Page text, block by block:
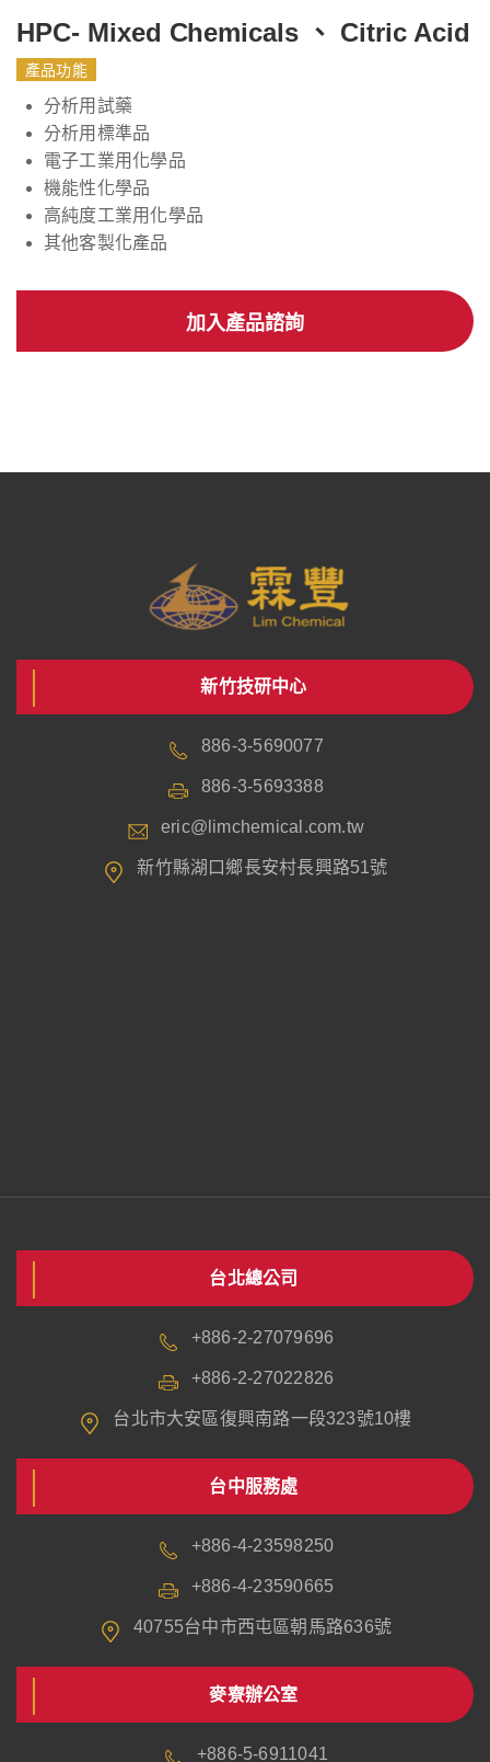
HPC- Mixed Chemicals 、 Citric Acid
產品功能
分析用試藥
分析用標準品
電子工業用化學品
機能性化學品
高純度工業用化學品
其他客製化產品
加入產品諮詢
新竹技研中心
886-3-5690077
886-3-5693388
eric@limchemical.com.tw
新竹縣湖口鄉長安村長興路51號
台北總公司
+886-2-27079696
+886-2-27022826
台北市大安區復興南路一段323號10樓
台中服務處
+886-4-23598250
+886-4-23590665
40755台中市西屯區朝馬路636號
麥寮辦公室
+886-5-6911041